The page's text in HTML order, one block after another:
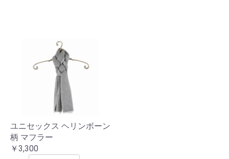
ユニセックス ヘリンボーン
柄 マフラー
￥3,300